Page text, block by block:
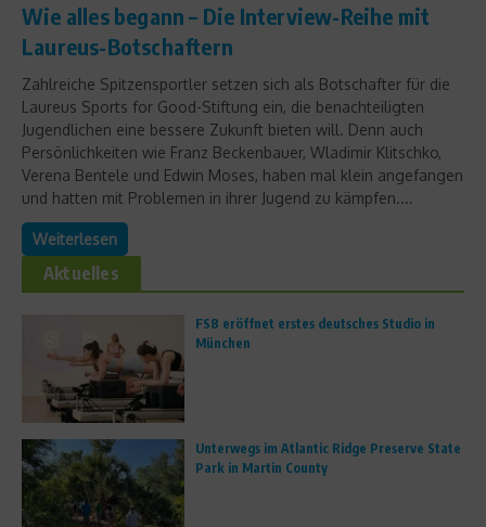
Wie alles begann – Die Interview-Reihe mit
Laureus-Botschaftern
Zahlreiche Spitzensportler setzen sich als Botschafter für die
Laureus Sports for Good-Stiftung ein, die benachteiligten
Jugendlichen eine bessere Zukunft bieten will. Denn auch
Persönlichkeiten wie Franz Beckenbauer, Wladimir Klitschko,
Verena Bentele und Edwin Moses, haben mal klein angefangen
und hatten mit Problemen in ihrer Jugend zu kämpfen....
Weiterlesen
Aktuelles
FS8 eröffnet erstes deutsches Studio in
München
Unterwegs im Atlantic Ridge Preserve State
Park in Martin County